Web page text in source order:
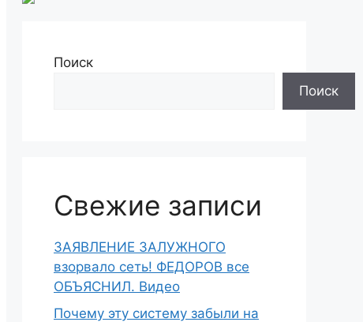
Поиск
Поиск
Свежие записи
ЗАЯВЛЕНИЕ ЗАЛУЖНОГО
взорвало сеть! ФЕДОРОВ все
ОБЪЯСНИЛ. Видео
Почему эту систему забыли на